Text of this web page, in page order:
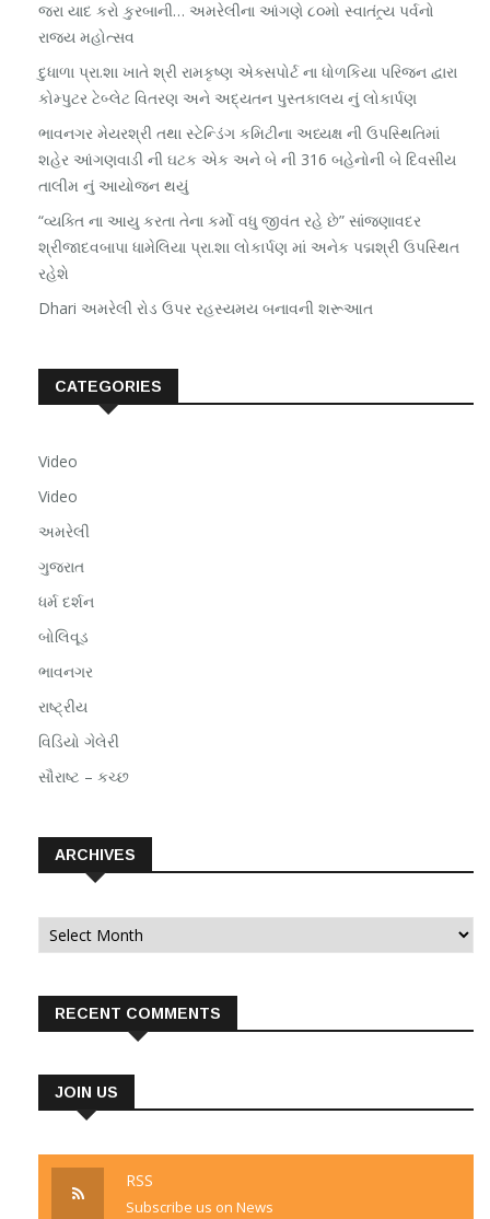
જરા યાદ કરો કુરબાની… અમરેલીના આંગણે ૮૦મો સ્વાતંત્ર્ય પર્વનો
રાજ્ય મહોત્સવ
દુધાળા પ્રા.શા ખાતે શ્રી રામકૃષ્ણ એક્સપોર્ટ ના ધોળકિયા પરિજન દ્વારા
કોમ્પુટર ટેબ્લેટ વિતરણ અને અદ્યતન પુસ્તકાલય નું લોકાર્પણ
ભાવનગર મેયરશ્રી તથા સ્ટેન્ડિંગ કમિટીના અધ્યક્ષ ની ઉપસ્થિતિમાં
શહેર આંગણવાડી ની ઘટક એક અને બે ની 316 બહેનોની બે દિવસીય
તાલીમ નું આયોજન થયું
“વ્યક્તિ ના આયુ કરતા તેના કર્મો વધુ જીવંત રહે છે” સાંજણાવદર
શ્રીજાદવબાપા ધામેલિયા પ્રા.શા લોકાર્પણ માં અનેક પદ્મશ્રી ઉપસ્થિત
રહેશે
Dhari અમરેલી રોડ ઉપર રહસ્યમય બનાવની શરૂઆત
CATEGORIES
Video
Video
અમરેલી
ગુજરાત
ધર્મ દર્શન
બોલિવૂડ
ભાવનગર
રાષ્ટ્રીય
વિડિયો ગેલેરી
સૌરાષ્ટ – કચ્છ
ARCHIVES
Archives
RECENT COMMENTS
JOIN US
RSS
Subscribe us on News